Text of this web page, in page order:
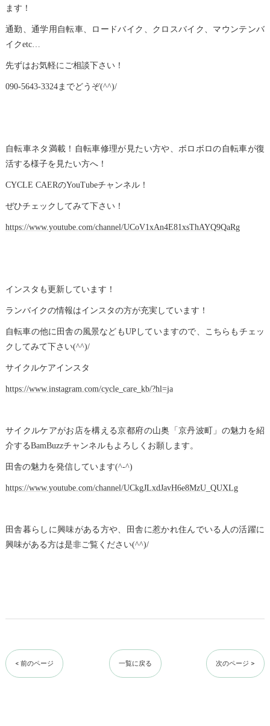
ます！
通勤、通学用自転車、ロードバイク、クロスバイク、マウンテンバ
イクetc…
先ずはお気軽にご相談下さい！
090-5643-3324までどうぞ(^^)/
自転車ネタ満載！自転車修理が見たい方や、ボロボロの自転車が復
活する様子を見たい方へ！
CYCLE CAERのYouTubeチャンネル！
ぜひチェックしてみて下さい！
https://www.youtube.com/channel/UCoV1xAn4E81xsThAYQ9QaRg
インスタも更新しています！
ランバイクの情報はインスタの方が充実しています！
自転車の他に田舎の風景などもUPしていますので、こちらもチェッ
クしてみて下さい(^^)/
サイクルケアインスタ
https://www.instagram.com/cycle_care_kb/?hl=ja
サイクルケアがお店を構える京都府の山奥「京丹波町」の魅力を紹
介するBamBuzzチャンネルもよろしくお願します。
田舎の魅力を発信しています(^-^)
https://www.youtube.com/channel/UCkgJLxdJavH6e8MzU_QUXLg
田舎暮らしに興味がある方や、田舎に惹かれ住んでいる人の活躍に
興味がある方は是非ご覧ください(^^)/
< 前のページ 一覧に戻る 次のページ >